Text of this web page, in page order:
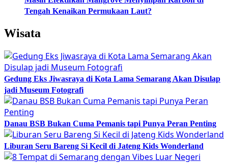
Tengah Kenaikan Permukaan Laut?
Wisata
Gedung Eks Jiwasraya di Kota Lama Semarang Akan Disulap
jadi Museum Fotografi
Danau BSB Bukan Cuma Pemanis tapi Punya Peran Penting
Liburan Seru Bareng Si Kecil di Jateng Kids Wonderland